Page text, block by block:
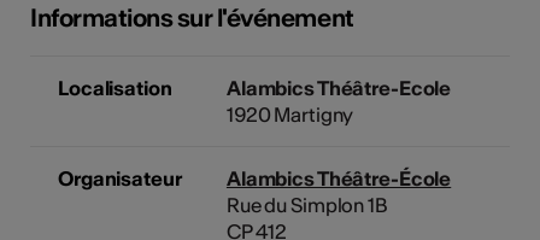
Informations sur l'événement
Localisation
Alambics Théâtre-Ecole
1920 Martigny
Organisateur
Alambics Théâtre-École
Rue du Simplon 1B
CP 412